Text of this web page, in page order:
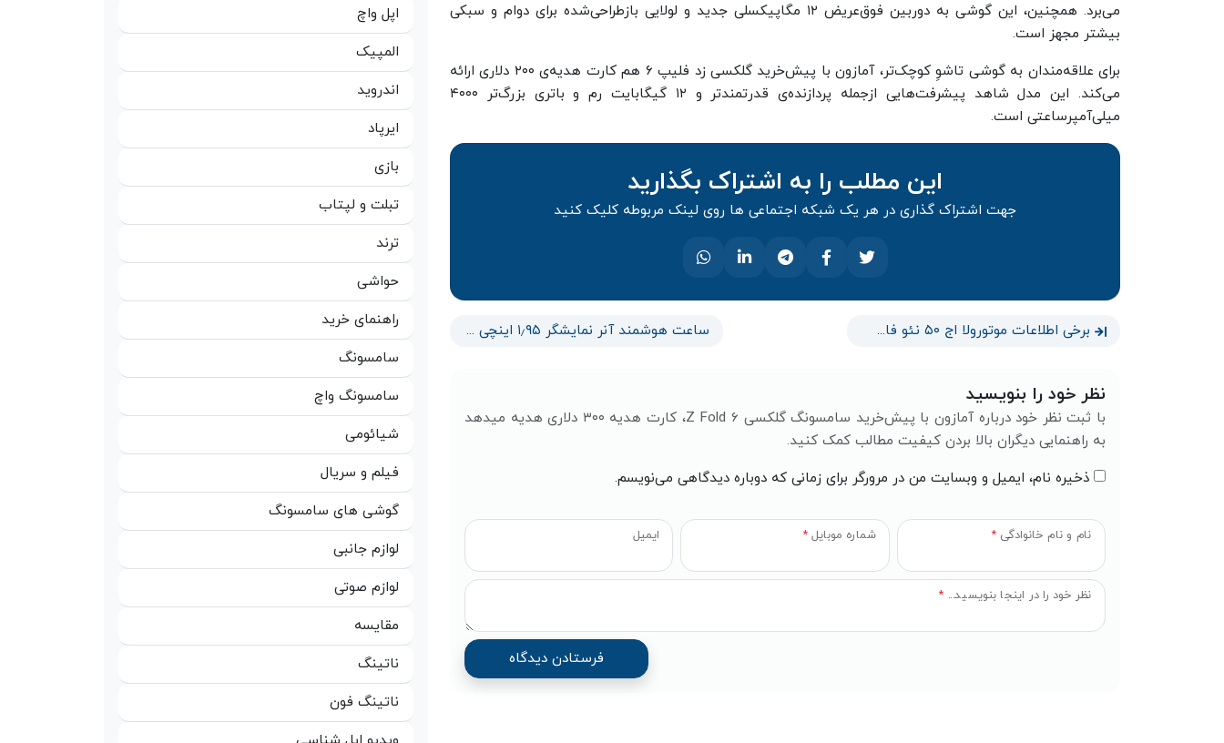
می‌برد. همچنین، این گوشی به دوربین فوق‌عریض ۱۲ مگاپیکسلی جدید و لولایی بازطراحی‌شده برای دوام و سبکی
بیشتر مجهز است.
برای علاقه‌مندان به گوشی تاشوِ کوچک‌تر، آمازون با پیش‌خرید گلکسی زد فلیپ ۶ هم کارت هدیه‌ی ۲۰۰ دلاری ارائه
می‌کند. این مدل شاهد پیشرفت‌هایی ا‌زجمله پردازنده‌ی قدرتمندتر‌ و ۱۲ گیگابایت رم و باتری بزرگ‌تر ۴۰۰۰
میلی‌آمپر‌ساعتی است.
این مطلب را به اشتراک بگذارید
جهت اشتراک گذاری در هر یک شبکه اجتماعی ها روی لینک مربوطه کلیک کنید
برخی اطلاعات موتورولا اج ۵۰ نئو فاش شد ساعت هوشمند آنر نمایشگر ۱٫۹۵ اینچی OLED دارد
نظر خود را بنویسید
با ثبت نظر خود درباره آمازون با پیش‌خرید سامسونگ گلکسی Z Fold 6، کارت هدیه ۳۰۰ دلاری هدیه میدهد
به راهنمایی دیگران بالا بردن کیفیت مطالب کمک کنید.
نظر خود را در اینجا بنویسید... *
نام و نام خانوادگی * شماره موبایل* ایمیل
ذخیره نام، ایمیل و وبسایت من در مرورگر برای زمانی که دوباره دیدگاهی می‌نویسم.
اپل واچ
المپیک
اندروید
ایرپاد
بازی
تبلت و لپتاب
ترند
حواشی
راهنمای خرید
سامسونگ
سامسونگ واچ
شیائومی
فیلم و سریال
گوشی های سامسونگ
لوازم جانبی
لوازم صوتی
مقایسه
ناتینگ
ناتینگ فون